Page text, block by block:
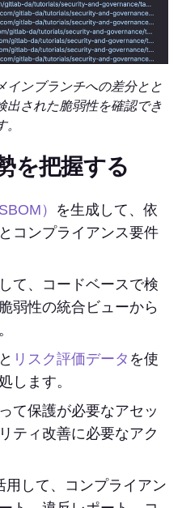
インブランチへの差分とと
出された脆弱性を確認でき
。
を把握する
） を生成して、依
コンプライアンス要件
て、コードベースで検
弱性の統合ビューから
と リスク評価データ を使
します。
て保護が必要なアセッ
ティ改善に必要なアク
用して、コンプライアン